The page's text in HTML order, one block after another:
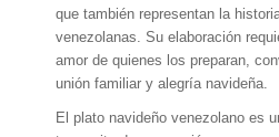
que también representan la
venezolanas. Su elaboración
amor de quienes los preparan,
unión familiar y alegría navideña.
El plato navideño venezolano es